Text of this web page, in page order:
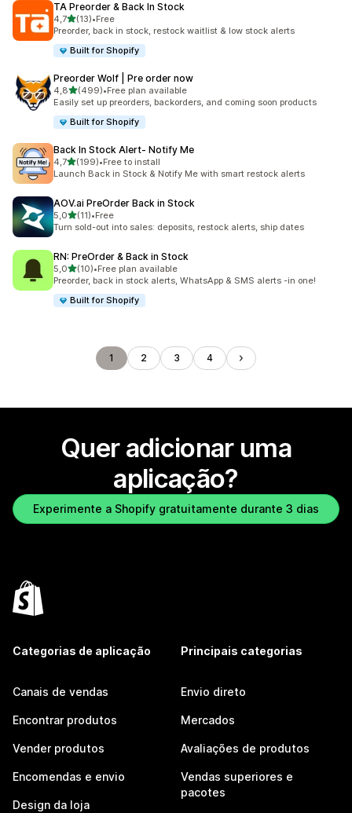
TA Preorder & Back In Stock
4,7de 5 estrelas
(13)
13 total de avaliações
•Free
Preorder, back in stock, restock waitlist & low stock alerts
Built for Shopify
Preorder Wolf | Pre order now
4,8de 5 estrelas
(499)
499 total de avaliações
•Free plan available
Easily set up preorders, backorders, and coming soon products
Built for Shopify
Back In Stock Alert‑ Notify Me
4,7de 5 estrelas
(199)
199 total de avaliações
•Free to install
Launch Back in Stock & Notify Me with smart restock alerts
AOV.ai PreOrder Back in Stock
5,0de 5 estrelas
(11)
11 total de avaliações
•Free
Turn sold-out into sales: deposits, restock alerts, ship dates
RN: PreOrder & Back in Stock
5,0de 5 estrelas
(10)
10 total de avaliações
•Free plan available
Preorder, back in stock alerts, WhatsApp & SMS alerts -in one!
Built for Shopify
1 2 3 4
Quer adicionar uma
aplicação?
Experimente a Shopify gratuitamente durante 3 dias
Categorias de aplicação
Canais de vendas
Encontrar produtos
Vender produtos
Encomendas e envio
Design da loja
Principais categorias
Envio direto
Mercados
Avaliações de produtos
Vendas superiores e
pacotes